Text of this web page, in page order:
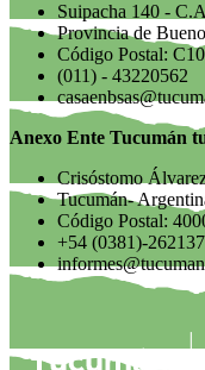
Suipacha 140 -
Provincia de
Código Postal:
(011) - 43220562
Anexo Ente Tucumán
Crisóstomo
Tucumán-
Código Postal:
+54 (0381)-